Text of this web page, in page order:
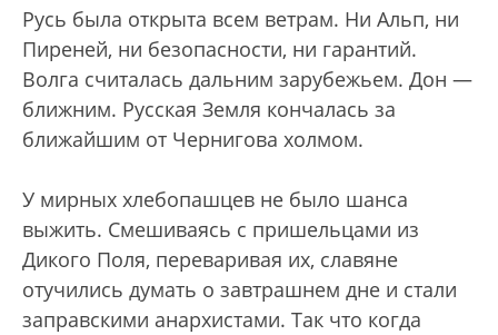
Русь была открыта всем ветрам. Ни Альп, ни
Пиреней, ни безопасности, ни гарантий.
Волга считалась дальним зарубежьем. Дон —
ближним. Русская Земля кончалась за
ближайшим от Чернигова холмом.
У мирных хлебопашцев не было шанса
выжить. Смешиваясь с пришельцами из
Дикого Поля, переваривая их, славяне
отучились думать о завтрашнем дне и стали
заправскими анархистами. Так что когда